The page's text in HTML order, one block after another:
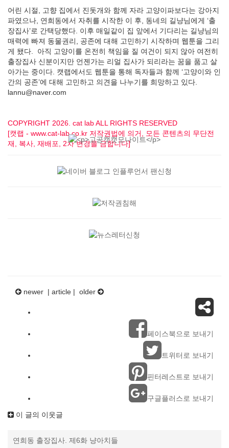
어린 시절, 고향 집에서 진돗개와 함께 자라 고양이파보다는 강아지
파였으나, 연희동에서 자취를 시작한 이 후, 동네의 길냥님에게 ‘출
장집사’로 간택당했다. 이후 매일같이 집 앞에서 기다리는 길냥님의
매력에 빠져 동물권리, 공존에 대해 고민하기 시작하며 웹툰을 그리
게 됐다. 아직 고양이를 온전히 책임을 질 여건이 되지 않아 여전히
출장집사 신분이지만 언젠가는 리얼 집사가 되리라는 꿈을 품고 살
아가는 중이다. 캣랩에서도 웹툰을 통해 독자들과 함께 ‘고양이와 인
간의 공존’에 대해 고민하고 의견을 나누기를 희망하고 있다.
lannu@naver.com
COPYRIGHT 2026. cat lab ALL RIGHTS RESERVED
[캣랩 - www.cat-lab.co.kr 저작권법에 의거, 모든 콘텐츠의 무단전
재, 복사, 재배포, 2차 변경을 금합니다]
newer | article | older
페이스북으로 보내기
트위터로 보내기
핀터레스트로 보내기
구글플러스로 보내기
이 글의 이웃글
연희동 출장집사. 제6화 냥아치들